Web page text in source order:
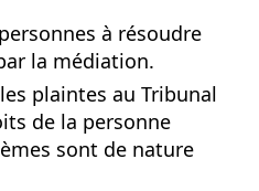
à résoudre
la médiation.
plaintes au Tribunal
de la personne
sont de nature